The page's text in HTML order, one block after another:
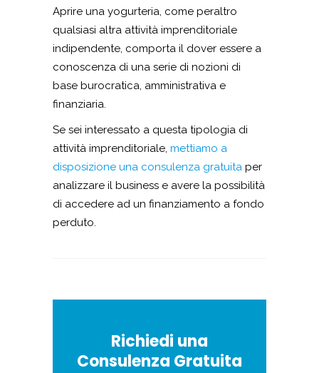
Aprire una yogurteria, come peraltro
qualsiasi altra attività imprenditoriale
indipendente, comporta il dover essere a
conoscenza di una serie di nozioni di
base burocratica, amministrativa e
finanziaria.
Se sei interessato a questa tipologia di
attività imprenditoriale, mettiamo a
disposizione una consulenza gratuita per
analizzare il business e avere la possibilità
di accedere ad un finanziamento a fondo
perduto.
Richiedi una
Consulenza Gratuita